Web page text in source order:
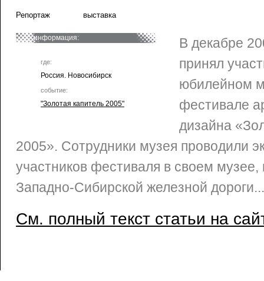
Репортаж выставка
информация:
где:
Россия. Новосибирск
событие:
"Золотая капитель 2005"
В декабре
принял
юбилейном
фестивале
дизайна
2005». Сотрудники музея проводили
участников фестиваля в своем музее,
Западно-Сибирской железной дороги...
См. полный текст статьи на